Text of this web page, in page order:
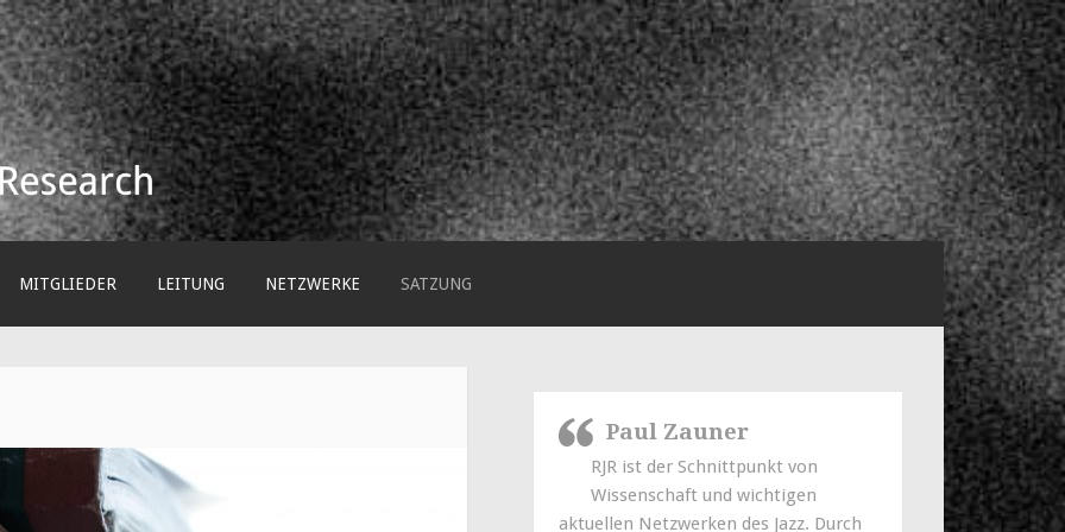
e.V.
MITGLIEDER LEITUNG NETZWERKE SATZUNG
Paul Zauner
RJR ist der Schnittpunkt von
Wissenschaft und wichtigen
aktuellen Netzwerken des Jazz. Durch